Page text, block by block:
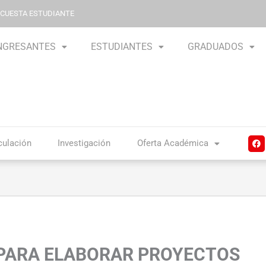
ESTUDIANTE
ESTUDIANTES GRADUADOS
Investigación Oferta Académica
F
a
k
ELABORAR PROYECTOS